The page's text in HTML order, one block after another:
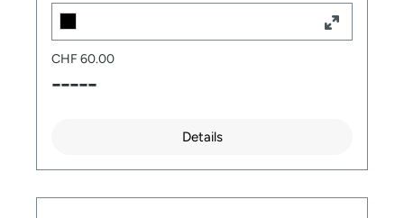
Ermüdungserscheinungen vor. Passt perfekt zu
Brooks Cambium Sätteln. Top Features: Ergogriffe
aus Naturkautschuk Sehr guter Grip Auch bei hohen
Temperaturen angenehmes Gefühl Wasserfest
CHF 60.00
-----
Details